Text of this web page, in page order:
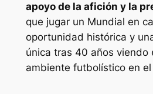
apoyo de la afición y la
que jugar un Mundial en
oportunidad histórica y
única tras 40 años viendo
ambiente futbolístico en el